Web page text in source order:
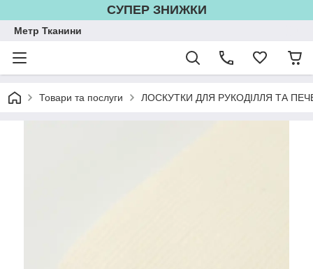
СУПЕР ЗНИЖКИ
Метр Тканини
Товари та послуги ЛОСКУТКИ ДЛЯ РУКОДІЛЛЯ ТА